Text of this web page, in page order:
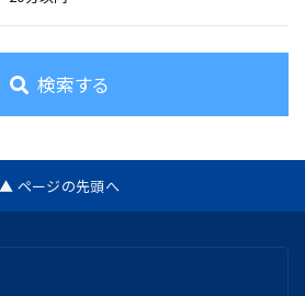
検索する
▲ ページの先頭へ